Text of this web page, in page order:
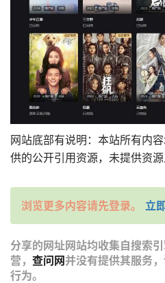
网站底部有说明：本站所有内
供的公开引用资源，未提供资
浏览更多内容请先登录。 立
分享的网址网站均收集自搜索
营， 查问网并没有提供其服务
行为。